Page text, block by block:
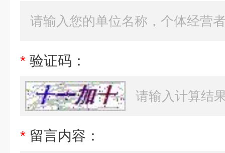
* 验证码：
* 留言内容：